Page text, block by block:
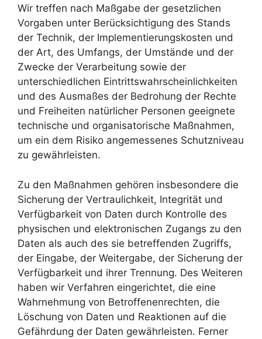
Wir treffen nach Maßgabe der gesetzlichen
Vorgaben unter Berücksichtigung des Stands
der Technik, der Implementierungskosten und
der Art, des Umfangs, der Umstände und der
Zwecke der Verarbeitung sowie der
unterschiedlichen Eintrittswahrscheinlichkeiten
und des Ausmaßes der Bedrohung der Rechte
und Freiheiten natürlicher Personen geeignete
technische und organisatorische Maßnahmen,
um ein dem Risiko angemessenes Schutzniveau
zu gewährleisten.
Zu den Maßnahmen gehören insbesondere die
Sicherung der Vertraulichkeit, Integrität und
Verfügbarkeit von Daten durch Kontrolle des
physischen und elektronischen Zugangs zu den
Daten als auch des sie betreffenden Zugriffs,
der Eingabe, der Weitergabe, der Sicherung der
Verfügbarkeit und ihrer Trennung. Des Weiteren
haben wir Verfahren eingerichtet, die eine
Wahrnehmung von Betroffenenrechten, die
Löschung von Daten und Reaktionen auf die
Gefährdung der Daten gewährleisten. Ferner